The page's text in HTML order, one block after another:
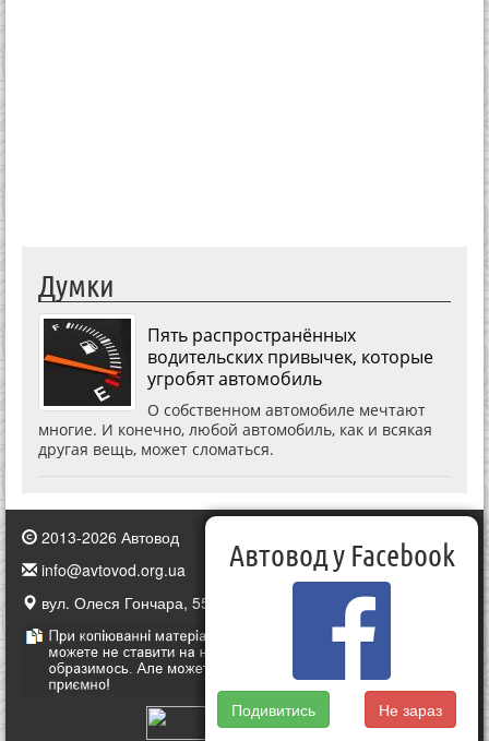
Думки
Пять распространённых
водительских привычек, которые
угробят автомобиль
О собственном автомобиле мечтают
многие. И конечно, любой автомобиль, как и всякая
другая вещь, может сломаться.
2013-2026 Автовод
info@avtovod.org.ua
вул. Олеся Гончара, 55, Київ, Україна
Автовод у Facebook
Подивитись Не зараз